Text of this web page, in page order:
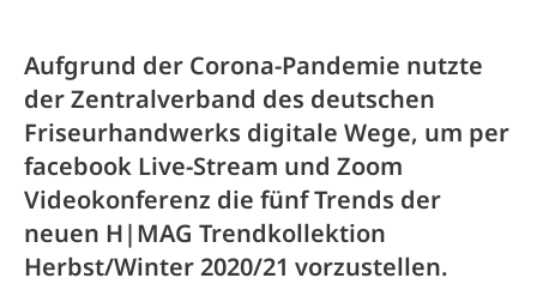
Aufgrund der Corona-Pandemie nutzte
der Zentralverband des deutschen
Friseurhandwerks digitale Wege, um per
facebook Live-Stream und Zoom
Videokonferenz die fünf Trends der
neuen H|MAG Trendkollektion
Herbst/Winter 2020/21 vorzustellen.